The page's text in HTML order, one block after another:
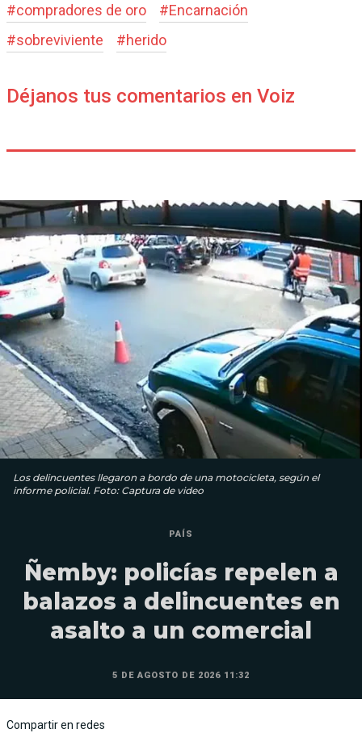
#compradores de oro #Encarnación
#sobreviviente #herido
Déjanos tus comentarios en Voiz
Los delincuentes llegaron a bordo de una motocicleta, según el
informe policial. Foto: Captura de video
PAÍS
Ñemby: policías repelen a
balazos a delincuentes en
asalto a un comercial
5 DE AGOSTO DE 2026 11:32
Compartir en redes